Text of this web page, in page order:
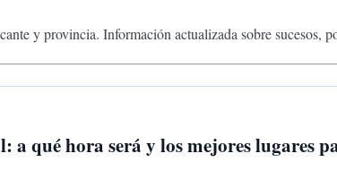
y provincia. Información actualizada sobre sucesos,
a qué hora será y los mejores lugares